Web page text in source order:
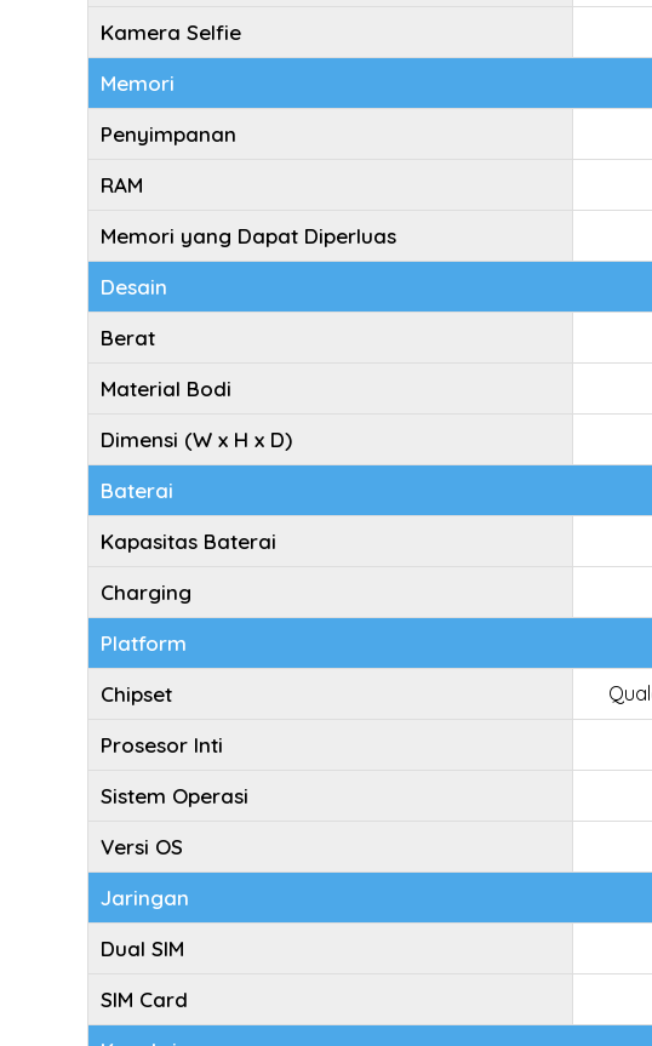
Kamera Selfie
Memori
Penyimpanan
RAM
Memori yang Dapat Diperluas
Desain
Berat
Material Bodi
Dimensi (W x H x D)
Baterai
Kapasitas Baterai
Charging
Platform
Chipset
Prosesor Inti
Sistem Operasi
Versi OS
Jaringan
Dual SIM
SIM Card